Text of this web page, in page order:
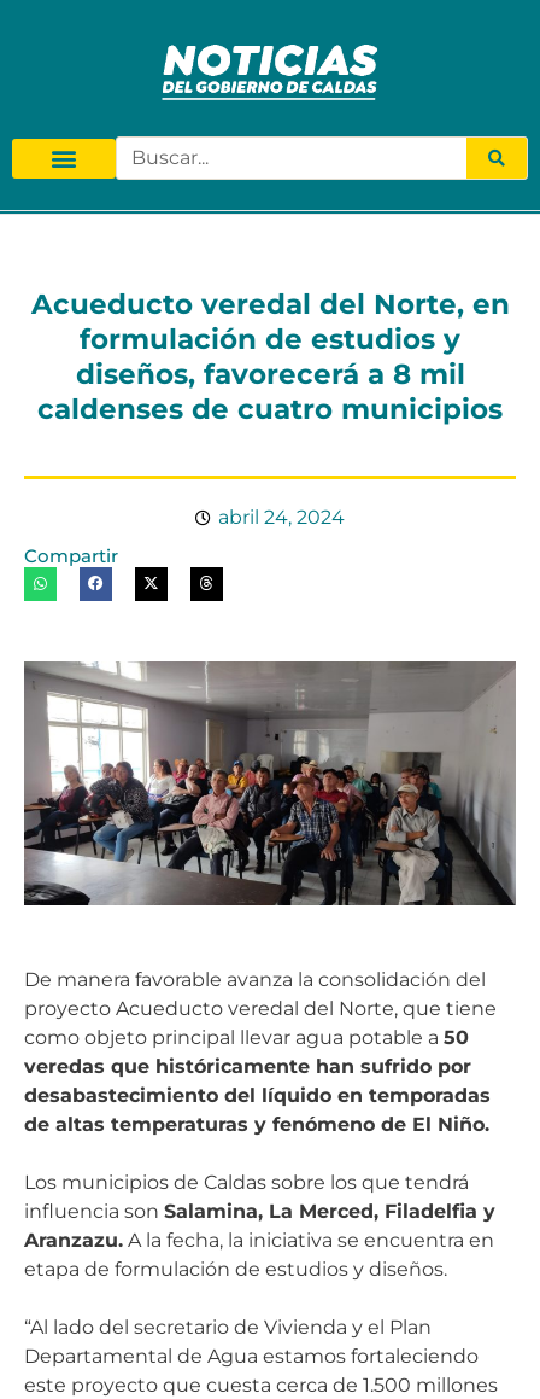
Acueducto veredal del Norte, en
formulación de estudios y
diseños, favorecerá a 8 mil
caldenses de cuatro municipios
abril 24, 2024
Compartir
De manera favorable avanza la consolidación del
proyecto Acueducto veredal del Norte, que tiene
como objeto principal llevar agua potable a 50
veredas que históricamente han sufrido por
desabastecimiento del líquido en temporadas
de altas temperaturas y fenómeno de El Niño.
Los municipios de Caldas sobre los que tendrá
influencia son Salamina, La Merced, Filadelfia y
Aranzazu. A la fecha, la iniciativa se encuentra en
etapa de formulación de estudios y diseños.
“Al lado del secretario de Vivienda y el Plan
Departamental de Agua estamos fortaleciendo
este proyecto que cuesta cerca de 1.500 millones